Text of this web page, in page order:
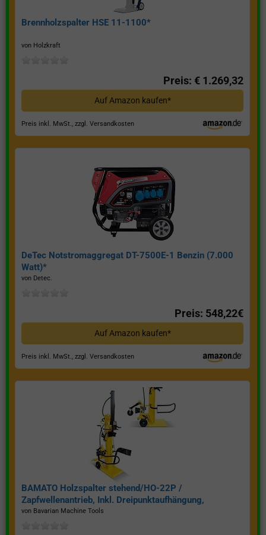
Brennholzspalter HSE 11-1100*
von Holzkraft
Preis: € 1.269,32
Auf Amazon kaufen*
Preis inkl. MwSt., zzgl. Versandkosten
DeTec Notstromaggregat DT-7500E-1 Benzin (7.000
Watt)*
von Detec.
Preis: 548,22€
Auf Amazon kaufen*
Preis inkl. MwSt., zzgl. Versandkosten
BAMATO Holzspalter stehend/HO-22P /
Zapfwellenantrieb, Inkl. Dreipunktaufhängung,
Spaltkraft 22 Tonnen*
von Bavarian Machine Tools